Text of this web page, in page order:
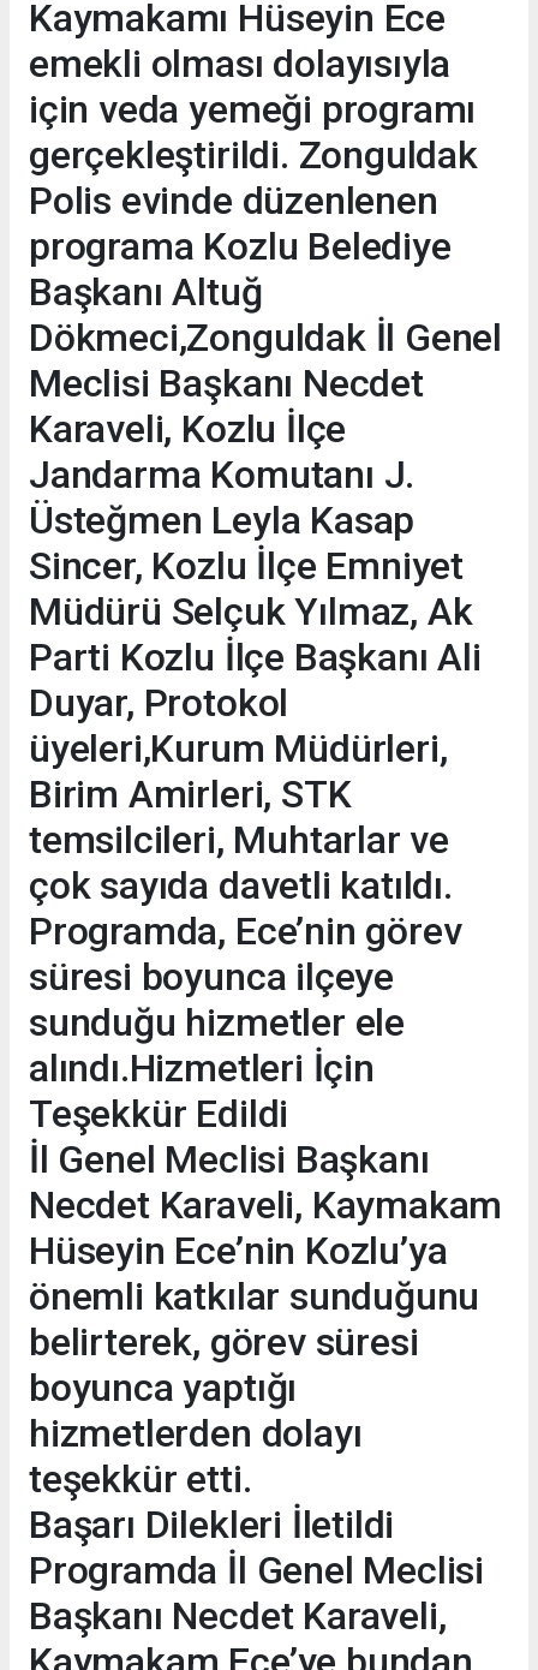
Kaymakamı Hüseyin Ece
emekli olması dolayısıyla
için veda yemeği programı
gerçekleştirildi. Zonguldak
Polis evinde düzenlenen
programa Kozlu Belediye
Başkanı Altuğ
Dökmeci,Zonguldak İl Genel
Meclisi Başkanı Necdet
Karaveli, Kozlu İlçe
Jandarma Komutanı J.
Üsteğmen Leyla Kasap
Sincer, Kozlu İlçe Emniyet
Müdürü Selçuk Yılmaz, Ak
Parti Kozlu İlçe Başkanı Ali
Duyar, Protokol
üyeleri,Kurum Müdürleri,
Birim Amirleri, STK
temsilcileri, Muhtarlar ve
çok sayıda davetli katıldı.
Programda, Ece’nin görev
süresi boyunca ilçeye
sunduğu hizmetler ele
alındı.Hizmetleri İçin
Teşekkür Edildi
İl Genel Meclisi Başkanı
Necdet Karaveli, Kaymakam
Hüseyin Ece’nin Kozlu’ya
önemli katkılar sunduğunu
belirterek, görev süresi
boyunca yaptığı
hizmetlerden dolayı
teşekkür etti.
Başarı Dilekleri İletildi
Programda İl Genel Meclisi
Başkanı Necdet Karaveli,